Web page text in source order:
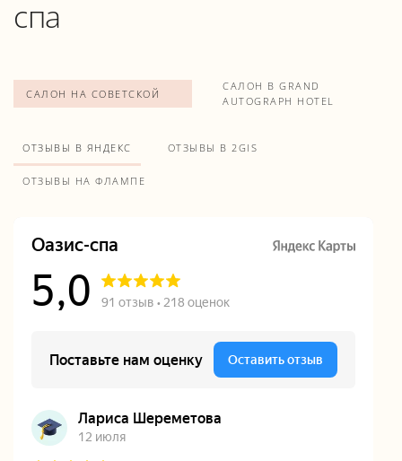
спа
САЛОН НА СОВЕТСКОЙ
САЛОН В GRAND
AUTOGRAPH HOTEL
ОТЗЫВЫ В ЯНДЕКС ОТЗЫВЫ В 2GIS
ОТЗЫВЫ НА ФЛАМПЕ